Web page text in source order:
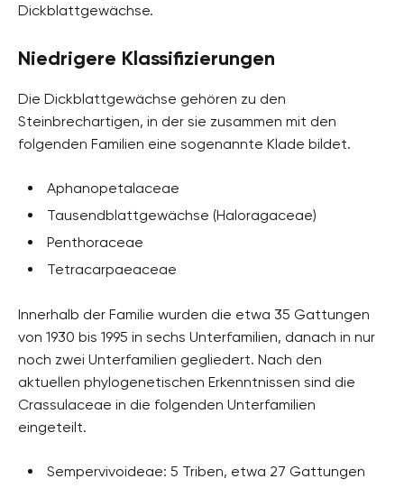
Dickblattgewächse.
Niedrigere Klassifizierungen
Die Dickblattgewächse gehören zu den
Steinbrechartigen, in der sie zusammen mit den
folgenden Familien eine sogenannte Klade bildet.
Aphanopetalaceae
Tausendblattgewächse (Haloragaceae)
Penthoraceae
Tetracarpaeaceae
Innerhalb der Familie wurden die etwa 35 Gattungen
von 1930 bis 1995 in sechs Unterfamilien, danach in nur
noch zwei Unterfamilien gegliedert. Nach den
aktuellen phylogenetischen Erkenntnissen sind die
Crassulaceae in die folgenden Unterfamilien
eingeteilt.
Sempervivoideae: 5 Triben, etwa 27 Gattungen